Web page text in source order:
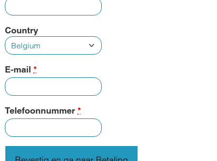
Country
E-mail *
Telefoonnummer *